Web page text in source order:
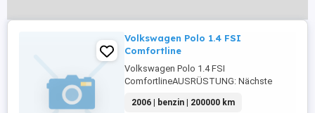
Volkswagen Polo 1.4 FSI
Comfortline
Volkswagen Polo 1.4 FSI
ComfortlineAUSRÜSTUNG: Nächste
01T00:00:00.000ZDetails: Weitere Infos
2006 | benzin | 200000 km